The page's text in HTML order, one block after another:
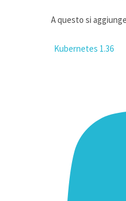
A questo si
Kubernetes 1.36